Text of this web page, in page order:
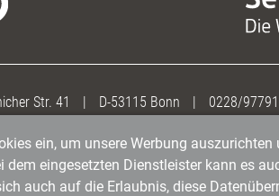
Str. 41 | D-53115 Bonn | 0228/
ein, um unsere Werbung
dem eingesetzten Dienstleister kann es
auch auf die Erlaubnis, diese